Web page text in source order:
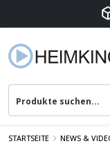
STARTSEITE NEWS &